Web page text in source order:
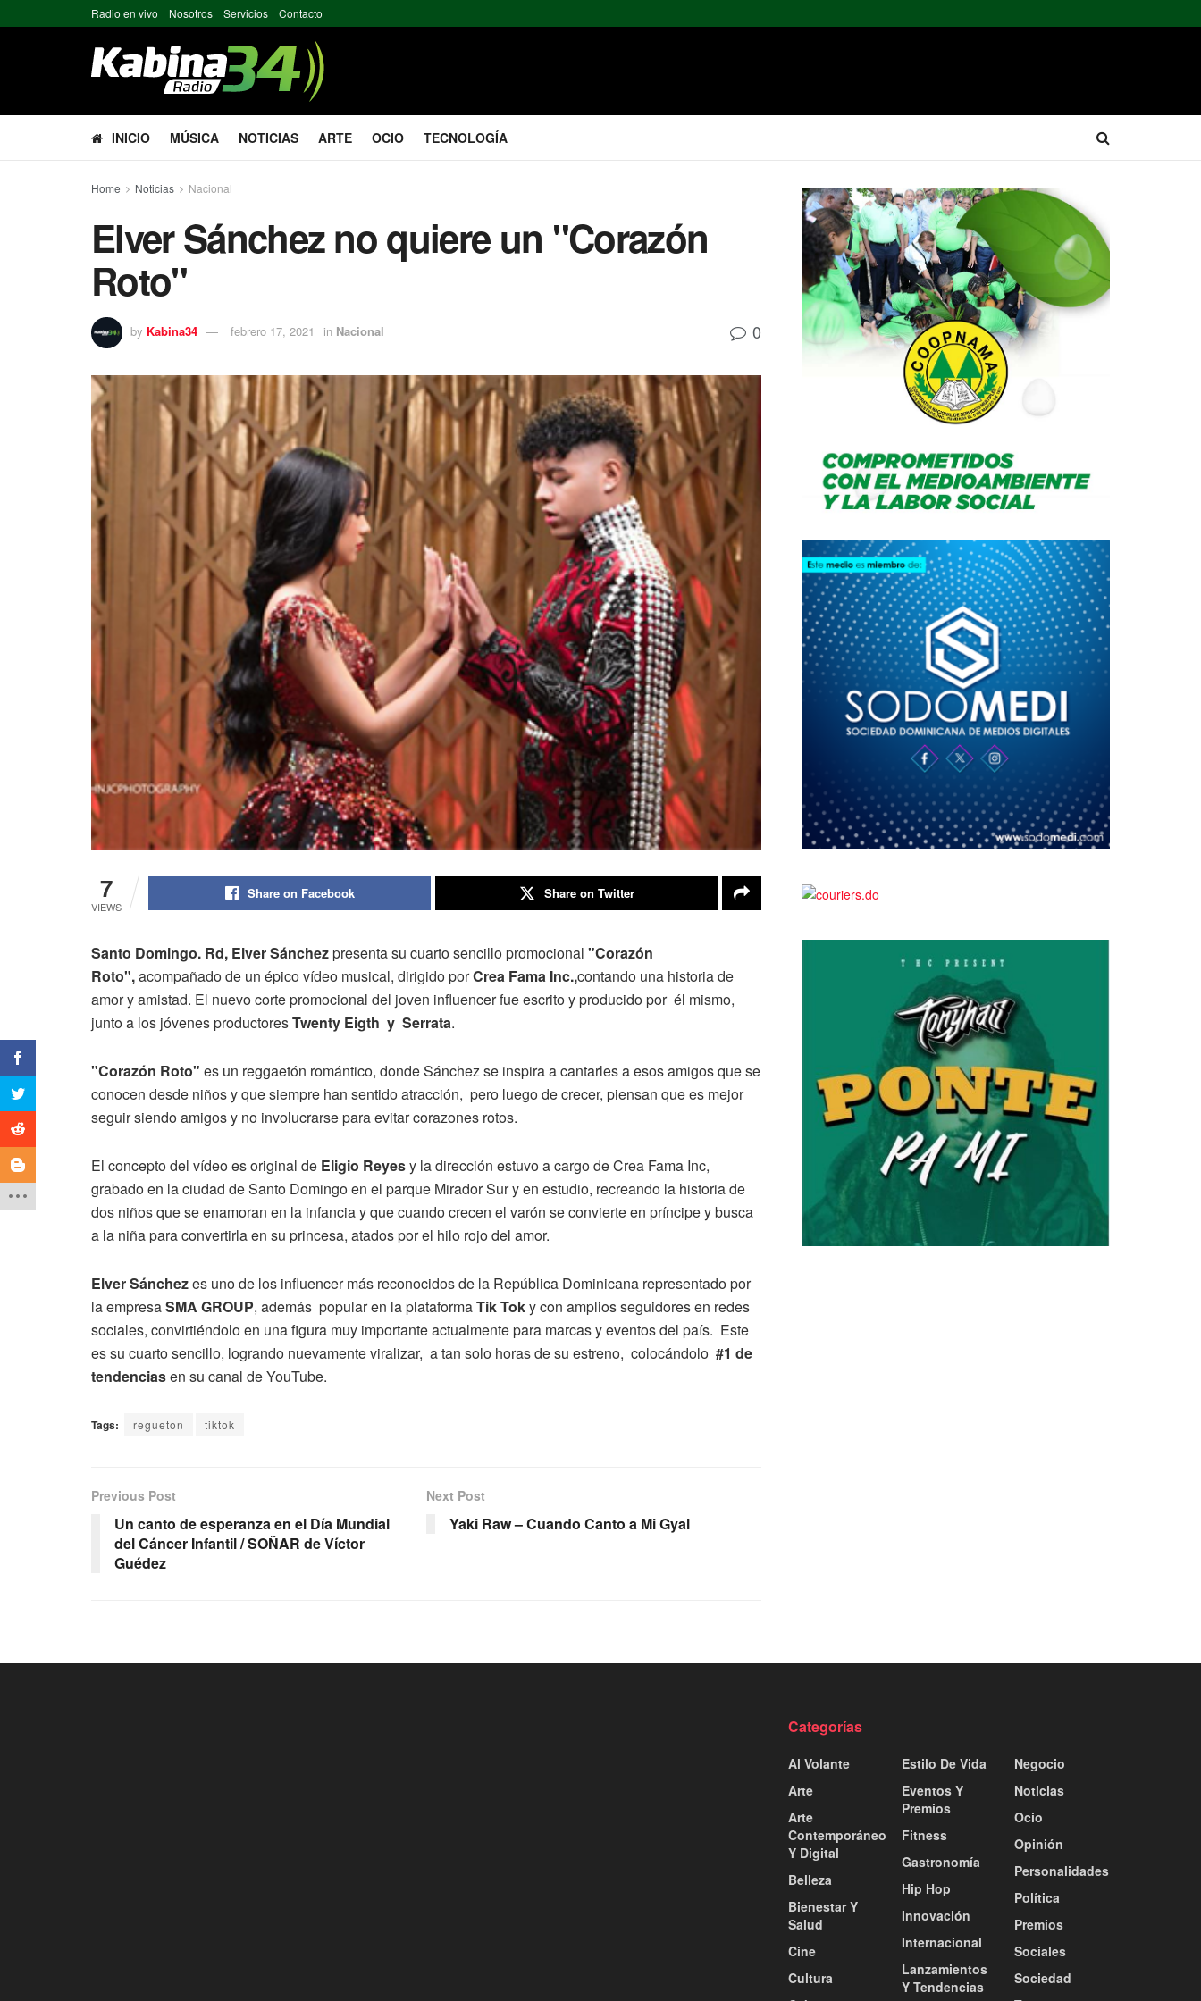
Radio en vivo Nosotros Servicios Contacto
INICIO MÚSICA NOTICIAS ARTE OCIO TECNOLOGÍA
Home Noticias Nacional
Elver Sánchez no quiere un "Corazón
Roto"
by Kabina34 febrero 17, 2021 in Nacional 0
7
VIEWS
Share on Facebook Share on Twitter
Santo Domingo. Rd, Elver Sánchezpresenta su cuarto sencillo promocional "Corazón
Roto",acompañado de un épico vídeo musical, dirigido porCrea Fama Inc.,contando una historia de
amor y amistad. El nuevo corte promocional del joven influencer fue escrito y producido por él mismo,
junto a los jóvenes productoresTwenty Eigth y Serrata.
"Corazón Roto" es un reggaetón romántico, donde Sánchez se inspira a cantarles a esos amigos que se
conocen desde niños y que siempre han sentido atracción, pero luego de crecer, piensan que es mejor
seguir siendo amigos y no involucrarse para evitar corazones rotos.
El concepto del vídeo es original de Eligio Reyesy la dirección estuvo a cargo de Crea Fama Inc,
grabado en la ciudad de Santo Domingo en el parque Mirador Sur y en estudio, recreando la historia de
dos niños que se enamoran en la infancia y que cuando crecen el varón se convierte en príncipe y busca
a la niña para convertirla en su princesa, atados por el hilo rojo del amor.
Elver Sánchezes uno de los influencer más reconocidos de la República Dominicana representado por
la empresaSMA GROUP, además popular en la plataformaTik Toky con amplios seguidores en redes
sociales, convirtiéndolo en una figura muy importante actualmente para marcas y eventos del país. Este
es su cuarto sencillo, logrando nuevamente viralizar, a tan solo horas de su estreno, colocándolo #1 de
tendenciasen su canal de YouTube.
Tags: regueton tiktok
Previous Post
Un canto de esperanza en el Día Mundial
del Cáncer Infantil / SOÑAR de Víctor
Guédez
Next Post
Yaki Raw – Cuando Canto a Mi Gyal
Categorías
Al Volante
Arte
Arte
Contemporáneo
Y Digital
Belleza
Bienestar Y
Salud
Cine
Cultura
Estilo De Vida
Eventos Y
Premios
Fitness
Gastronomía
Hip Hop
Innovación
Internacional
Lanzamientos
Y Tendencias
Negocio
Noticias
Ocio
Opinión
Personalidades
Política
Premios
Sociales
Sociedad